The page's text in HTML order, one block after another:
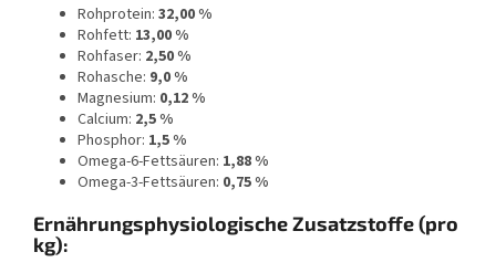
Rohprotein: 32,00 %
Rohfett: 13,00 %
Rohfaser: 2,50 %
Rohasche: 9,0 %
Magnesium: 0,12 %
Calcium: 2,5 %
Phosphor: 1,5 %
Omega-6-Fettsäuren: 1,88 %
Omega-3-Fettsäuren: 0,75 %
Ernährungsphysiologische Zusatzstoffe (pro
kg):